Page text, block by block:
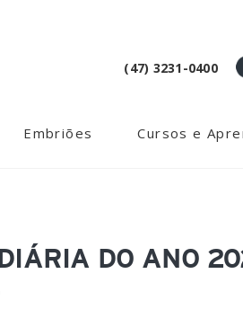
(47) 3231-0400
Embriões Cursos e
DO ANO